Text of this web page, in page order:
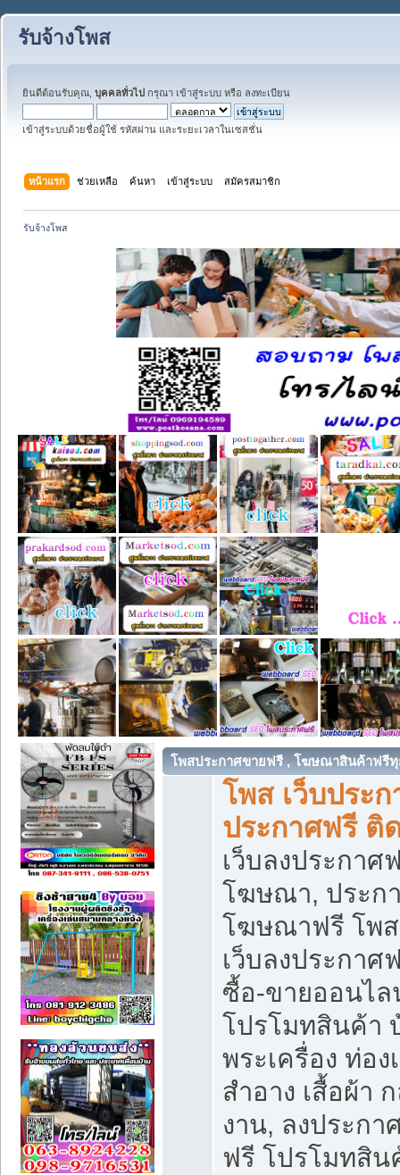
รับจ้างโพส
ยินดีต้อนรับคุณ, บุคคลทั่วไป กรุณา เข้าสู่ระบบ หรือ ลงทะเบียน
เข้าสู่ระบบด้วยชื่อผู้ใช้ รหัสผ่าน และระยะเวลาในเซสชั่น
หน้าแรก ช่วยเหลือ ค้นหา เข้าสู่ระบบ สมัครสมาชิก
รับจ้างโพส
โพสประกาศขายฟรี , โฆษณาสินค้าฟรี
โพส เว็บประก
ประกาศฟรี ติ
เว็บลงประกา
โฆษณา, ประก
โฆษณาฟรี โพส
เว็บลงประกา
ซื้อ-ขายออนไล
โปรโมทสินค้า
พระเครื่อง ท่อง
สำอาง เสื้อผ้า
งาน, ลงประก
ฟรี โปรโมทสิ